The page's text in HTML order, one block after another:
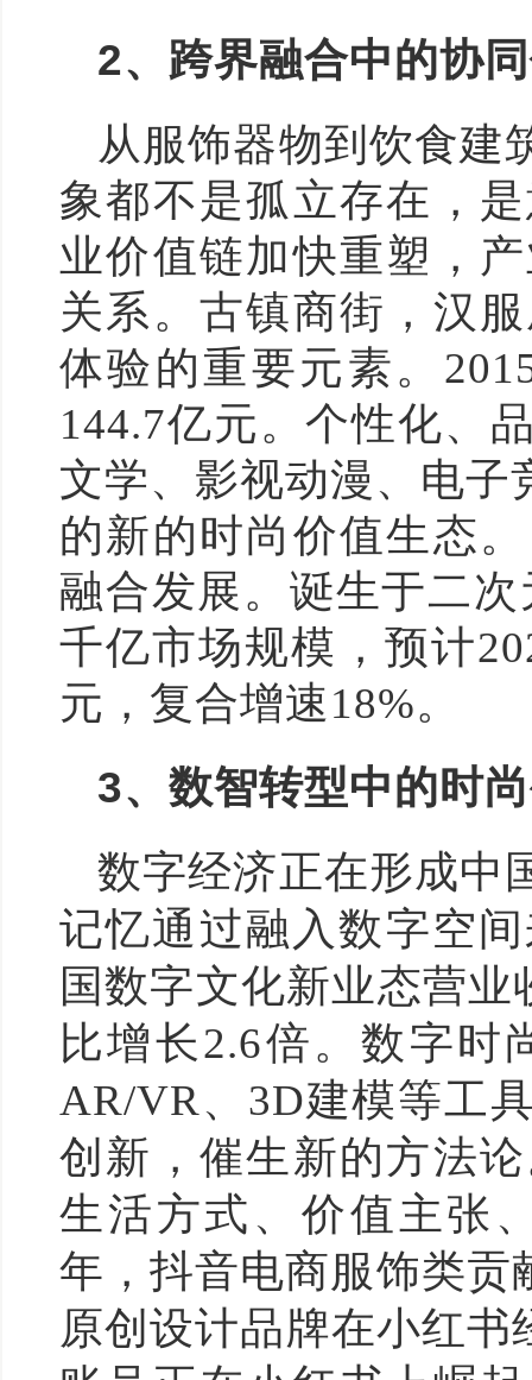
2、跨界融合中的协
从服饰器物到饮食建
象都不是孤立存在，
业价值链加快重塑，
关系。古镇商街，汉
体验的重要元素。
144.7亿元。个性化、
文学、影视动漫、电子
的新的时尚价值生态
融合发展。诞生于二
千亿市场规模，预计
元，复合增速18%。
3、数智转型中的时
数字经济正在形成中
记忆通过融入数字空
国数字文化新业态营
比增长2.6倍。数字时
AR/VR、3D建模等工
创新，催生新的方法
生活方式、价值主张
年，抖音电商服饰类贡
原创设计品牌在小红书